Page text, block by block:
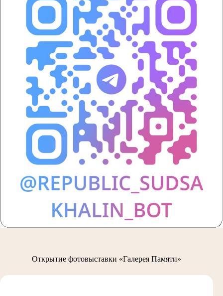
Открытие фотовыставки «Галерея Памяти»